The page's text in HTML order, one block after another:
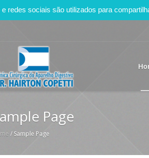
redes sociais são utilizados para
Page
/ Sample Page